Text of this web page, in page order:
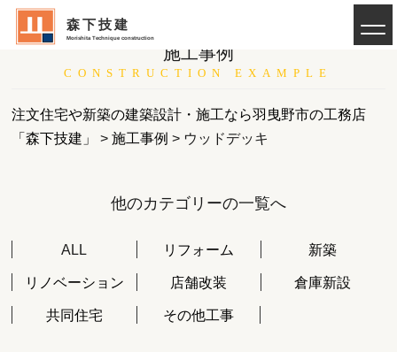
森下技建
Morishita Technique construction
施工事例
CONSTRUCTION EXAMPLE
注文住宅や新築の建築設計・施工なら羽曳野市の工務店
「森下技建」
>施工事例 > ウッドデッキ
他のカテゴリーの一覧へ
ALL リフォーム 新築
リノベーション 店舗改装 倉庫新設
共同住宅 その他工事